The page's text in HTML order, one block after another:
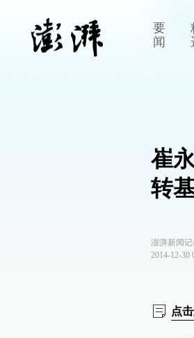
要
闻
崔
转
澎湃新闻记
2014-12-30
点